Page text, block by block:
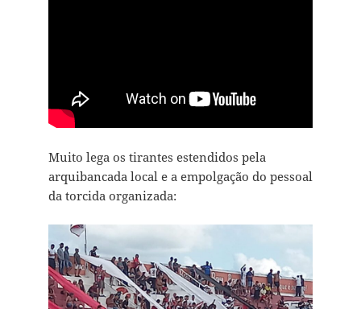
Muito lega os tirantes estendidos pela
arquibancada local e a empolgação do pessoal
da torcida organizada: